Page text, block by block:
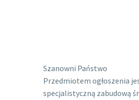
Szanowni Państwo
Przedmiotem ogłoszenia
specjalistyczną zabudową